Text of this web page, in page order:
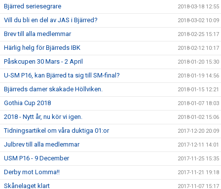
Bjärred seriesegrare 2018-03-18 12:55
Vill du bli en del av JAS i Bjärred? 2018-03-02 10:09
Brev till alla medlemmar 2018-02-25 15:17
Härlig helg för Bjärreds IBK 2018-02-12 10:17
Påskcupen 30 Mars - 2 April 2018-01-20 15:30
U-SM P16, kan Bjärred ta sig till SM-final? 2018-01-19 14:56
Bjärreds damer skakade Höllviken. 2018-01-15 12:21
Gothia Cup 2018 2018-01-07 18:03
2018 - Nytt år, nu kör vi igen. 2018-01-02 15:06
Tidningsartikel om våra duktiga 01:or 2017-12-20 20:09
Julbrev till alla medlemmar 2017-12-11 14:01
USM P16 - 9 December 2017-11-25 15:35
Derby mot Lomma!! 2017-11-21 19:18
Skånelaget klart 2017-11-07 15:17